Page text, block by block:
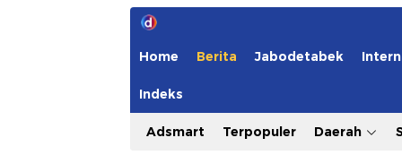
Home Berita Jabodetabek
Indeks
Adsmart Terpopuler Daerah